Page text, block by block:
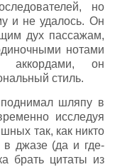
но
и не удалось. Он
дух пассажам,
нотами
аккордами, он
стиль.
шляпу в
исследуя
так, как никто
в джазе (да и где-
брать цитаты из